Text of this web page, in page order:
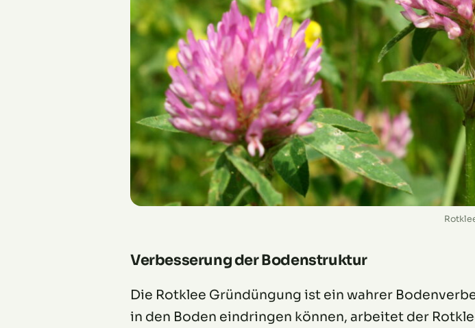
Verbesserung der Bodenstruktur
Die Rotklee Gründüngung ist ein wahrer
in den Boden eindringen können, arbeitet der